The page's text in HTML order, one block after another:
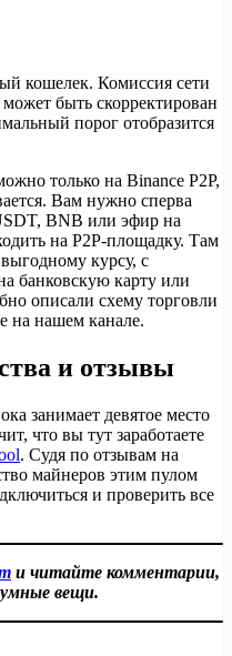
кошелек. Комиссия сети
может быть скорректирован
порог отобразится
только на Binance P2P,
Вам нужно сперва
BNB или эфир на
на P2P-площадку. Там
курсу, с
банковскую карту или
описали схему торговли
на нашем канале.
и отзывы
занимает девятое место
что вы тут заработаете
. Судя по отзывам на
майнеров этим пулом
и проверить все
и читайте комментарии,
вещи.